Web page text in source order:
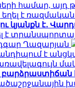
համար,
է
կյանքն է․
է
Ղազարյան
է